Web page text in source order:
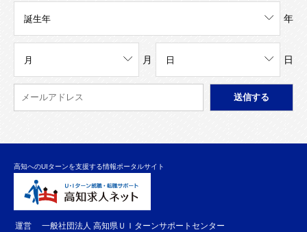
年
月 日
高知へのUIターンを支援する情報ポータルサイト
運営
一般社団法人 高知県ＵＩターンサポートセンター